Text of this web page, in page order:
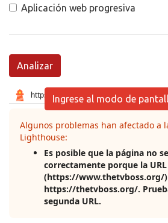
Aplicación web progresiva
Analizar
Ingrese al modo de